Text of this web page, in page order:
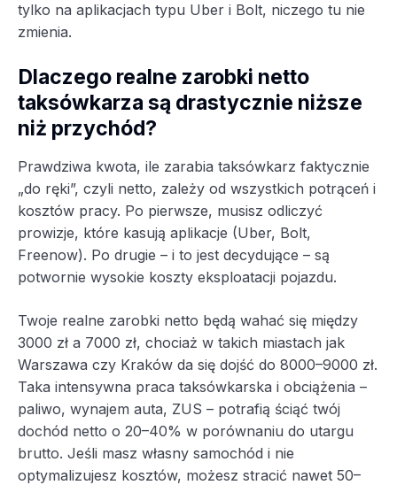
tylko na aplikacjach typu Uber i Bolt, niczego tu nie
zmienia.
Dlaczego realne zarobki netto
taksówkarza są drastycznie niższe
niż przychód?
Prawdziwa kwota, ile zarabia taksówkarz faktycznie
„do ręki”, czyli netto, zależy od wszystkich potrąceń i
kosztów pracy. Po pierwsze, musisz odliczyć
prowizje, które kasują aplikacje (Uber, Bolt,
Freenow). Po drugie – i to jest decydujące – są
potwornie wysokie koszty eksploatacji pojazdu.
Twoje realne zarobki netto będą wahać się między
3000 zł a 7000 zł, chociaż w takich miastach jak
Warszawa czy Kraków da się dojść do 8000–9000 zł.
Taka intensywna praca taksówkarska i obciążenia –
paliwo, wynajem auta, ZUS – potrafią ściąć twój
dochód netto o 20–40% w porównaniu do utargu
brutto. Jeśli masz własny samochód i nie
optymalizujesz kosztów, możesz stracić nawet 50–